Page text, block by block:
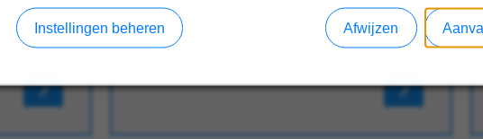
Afwijzen
Instellingen beheren